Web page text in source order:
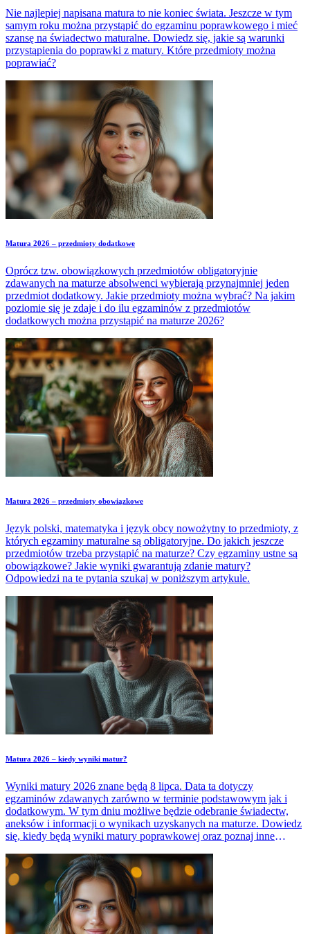
Nie najlepiej napisana matura to nie koniec świata. Jeszcze w tym
samym roku można przystąpić do egzaminu poprawkowego i mieć
szansę na świadectwo maturalne. Dowiedz się, jakie są warunki
przystąpienia do poprawki z matury. Które przedmioty można
poprawiać?
Matura 2026 – przedmioty dodatkowe
Oprócz tzw. obowiązkowych przedmiotów obligatoryjnie
zdawanych na maturze absolwenci wybierają przynajmniej jeden
przedmiot dodatkowy. Jakie przedmioty można wybrać? Na jakim
poziomie się je zdaje i do ilu egzaminów z przedmiotów
dodatkowych można przystąpić na maturze 2026?
Matura 2026 – przedmioty obowiązkowe
Język polski, matematyka i język obcy nowożytny to przedmioty, z
których egzaminy maturalne są obligatoryjne. Do jakich jeszcze
przedmiotów trzeba przystąpić na maturze? Czy egzaminy ustne są
obowiązkowe? Jakie wyniki gwarantują zdanie matury?
Odpowiedzi na te pytania szukaj w poniższym artykule.
Matura 2026 – kiedy wyniki matur?
Wyniki matury 2026 znane będą 8 lipca. Data ta dotyczy
egzaminów zdawanych zarówno w terminie podstawowym jak i
dodatkowym. W tym dniu możliwe będzie odebranie świadectw,
aneksów i informacji o wynikach uzyskanych na maturze. Dowiedz
się, kiedy będą wyniki matury poprawkowej oraz poznaj inne